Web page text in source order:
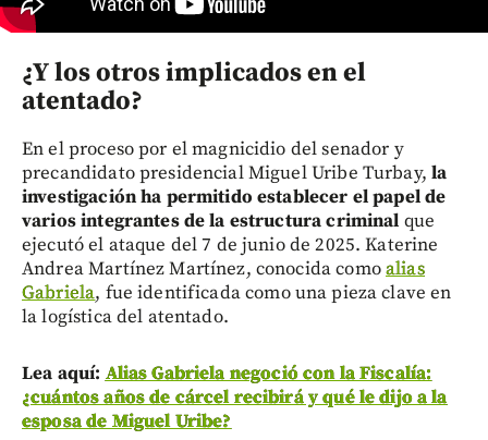
¿Y los otros implicados en el
atentado?
En el proceso por el magnicidio del senador y
precandidato presidencial Miguel Uribe Turbay, la
investigación ha permitido establecer el papel de
varios integrantes de la estructura criminal que
ejecutó el ataque del 7 de junio de 2025. Katerine
Andrea Martínez Martínez, conocida comoalias
Gabriela, fue identificada como una pieza clave en
la logística del atentado.
Lea aquí: Alias Gabriela negoció con la Fiscalía:
¿cuántos años de cárcel recibirá y qué le dijo a la
esposa de Miguel Uribe?